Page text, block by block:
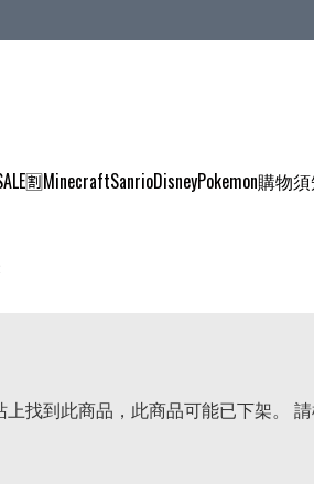
MinecraftSanrioDisneyPokemon購物
上找到此商品，此商品可能已下架。